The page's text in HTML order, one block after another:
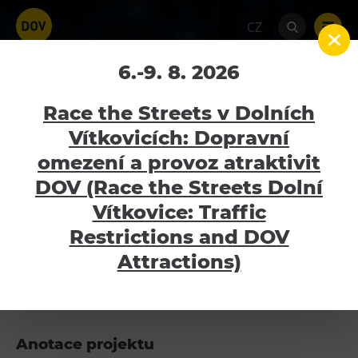
CZ
Malý kreativní řemeslník
Home Projekty
Ministerstvo kultury
Malý kreativní řemeslník
Atraktivity
Bolt Tower
Velký svět techniky
Malý svět techniky U6
Gong
Základní informace
Název projektu:Malý kreativní řemeslník
Termín řešení:1. 9. 2023 – 30. 6. 2024
Anotace projektu
6.-9. 8. 2026
Race the Streets v Dolních
Vítkovicích: Dopravní
omezení a provoz atraktivit
DOV (Race the Streets Dolní
Vítkovice: Traffic
Restrictions and DOV
Attractions)